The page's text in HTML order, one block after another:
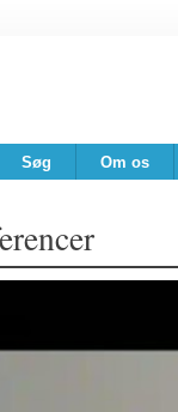
Søg Om os